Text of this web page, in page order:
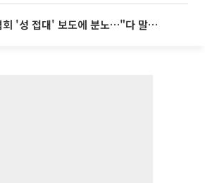
박문성, 축구협회 '성 접대' 보도에 분노…"다 말아먹으려고 작정했나"